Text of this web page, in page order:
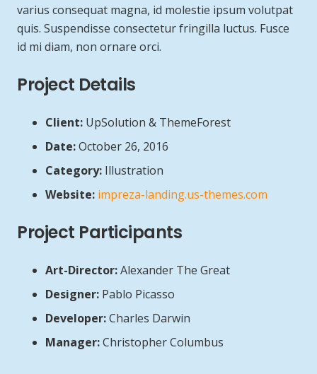
varius consequat magna, id molestie ipsum volutpat
quis. Suspendisse consectetur fringilla luctus. Fusce
id mi diam, non ornare orci.
Project Details
Client: UpSolution & ThemeForest
Date:October 26, 2016
Category: Illustration
Website: impreza-landing.us-themes.com
Project Participants
Art-Director:Alexander The Great
Designer: Pablo Picasso
Developer:Charles Darwin
Manager:Christopher Columbus